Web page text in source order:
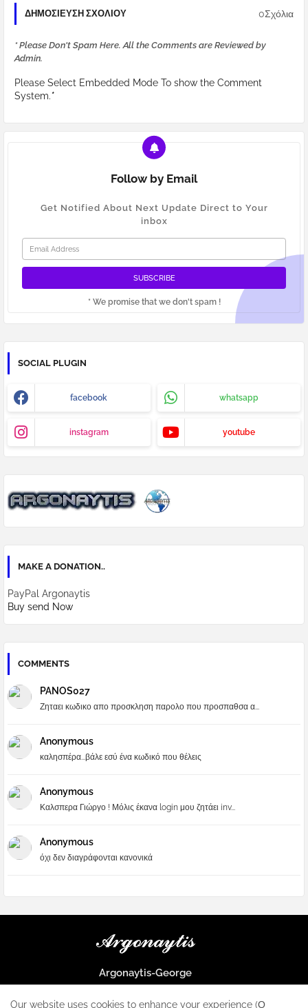
ΔΗΜΟΣΊΕΥΣΗ ΣΧΟΛΊΟΥ 0Σχόλια
* Please Don't Spam Here. All the Comments are Reviewed by
Admin.
Please Select Embedded Mode To show the Comment
System.*
Follow by Email
Get Notified About Next Update Direct to Your
inbox
* We promise that we don't spam !
SOCIAL PLUGIN
facebook whatsapp
instagram youtube
MAKE A DONATION..
PayPal Argonaytis
Buy send Now
COMMENTS
PANOS027
Ζηταει κωδικο απο προσκληση παρολο που προσπαθσα α...
Anonymous
καλησπέρα...βάλε εσύ ένα κωδικό που θέλεις
Anonymous
Καλσπερα Γιώργο ! Μόλις έκανα login μου ζητάει inv...
Anonymous
όχι δεν διαγράφονται κανονικά
Argonaytis-George
μοναδικός σταθμός για κάθε iphone
Our website uses cookies to enhance your experience (Ο